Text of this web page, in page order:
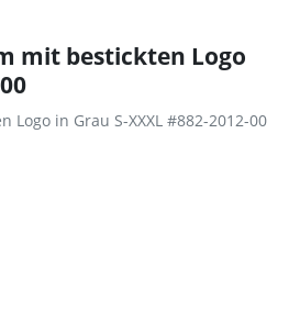
mit bestickten Logo
in Grau S-XXXL #882-2012-00